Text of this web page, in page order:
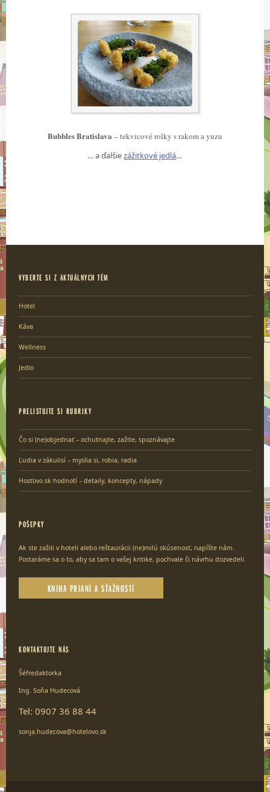
Bubbles Bratislava – tekvicové rolky s rakom a yuzu
… a ďalšiezážitkové jedlá…
VYBERTE SI Z AKTUÁLNYCH TÉM
Hotel
Káva
Wellness
Jedlo
PRELISTUJTE SI RUBRIKY
Čo si (ne)objednať – ochutnajte, zažite, spoznávajte
Ľudia v zákulisí – myslia si, robia, radia
Hosťovo.sk hodnotí – detaily, koncepty, nápady
POŠEPKY
Ak ste zažili v hoteli alebo reštaurácii (ne)milú skúsenosť, napíšte nám.
Postaráme sa o to, aby sa tam o vašej kritike, pochvale či návrhu dozvedeli.
KNIHA PRIANÍ A SŤAŽNOSTÍ
KONTAKTUJTE NÁS
Šéfredaktorka
Ing. Soňa Hudecová
Tel: 0907 36 88 44
sonja.hudecova@hotelovo.sk